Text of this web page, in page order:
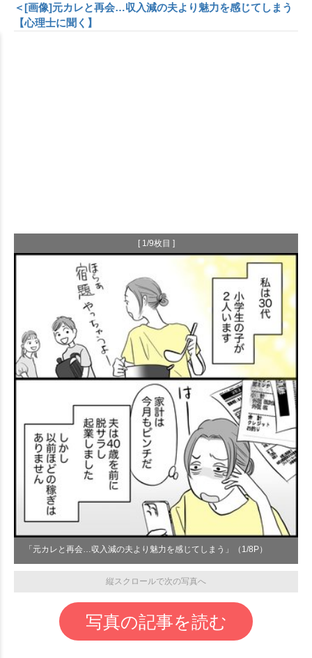
＜[画像]元カレと再会…収入減の夫より魅力を感じてしまう
【心理士に聞く】
[ 1/9枚目 ]
「元カレと再会…収入減の夫より魅力を感じてしまう」（1/8P）
縦スクロールで次の写真へ
写真の記事を読む